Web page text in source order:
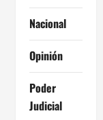
Nacional
Opinión
Poder
Judicial